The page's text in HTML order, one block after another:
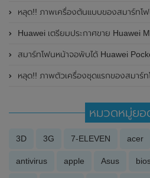
หลุด!! ภาพเครื่องต้นแบบของสมาร์ทโ
Huawei เตรียมประกาศขาย Huawei
สมาร์ทโฟนหน้าจอพับได้ Huawei Pocket S จะเปิดตัว
หลุด!! ภาพตัวเครื่องชุดแรกของสมาร์ทโฟน Google Pixel XE รุ่
หมวดหมู่ยอ
3D 3G 7-ELEVEN acer
antivirus apple Asus